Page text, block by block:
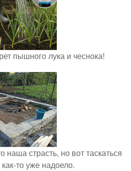
пышного лука и чеснока!
наша страсть, но вот таскаться
то уже надоело.